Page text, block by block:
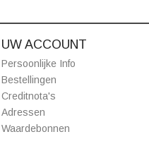
UW ACCOUNT
Persoonlijke Info
Bestellingen
Creditnota's
Adressen
Waardebonnen